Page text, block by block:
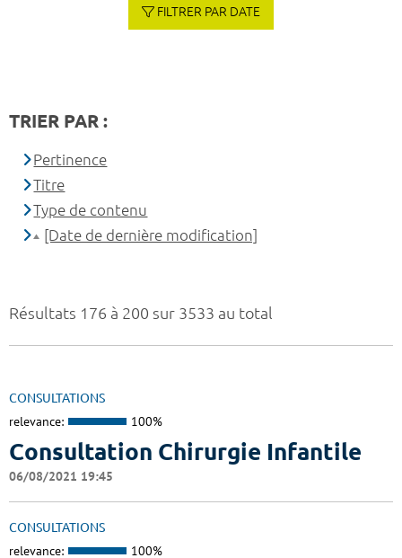
Résultats 176 à 200 sur 3533 au total
CONSULTATIONS
relevance: 100%
Consultation Chirurgie Infantile
06/08/2021 19:45
CONSULTATIONS
relevance: 100%
FILTRER PAR DATE
TRIER PAR :
Pertinence
Titre
Type de contenu
[Date de dernière modification]